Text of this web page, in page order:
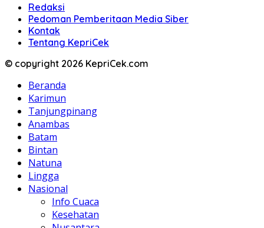
Redaksi
Pedoman Pemberitaan Media Siber
Kontak
Tentang KepriCek
© copyright 2026 KepriCek.com
Beranda
Karimun
Tanjungpinang
Anambas
Batam
Bintan
Natuna
Lingga
Nasional
Info Cuaca
Kesehatan